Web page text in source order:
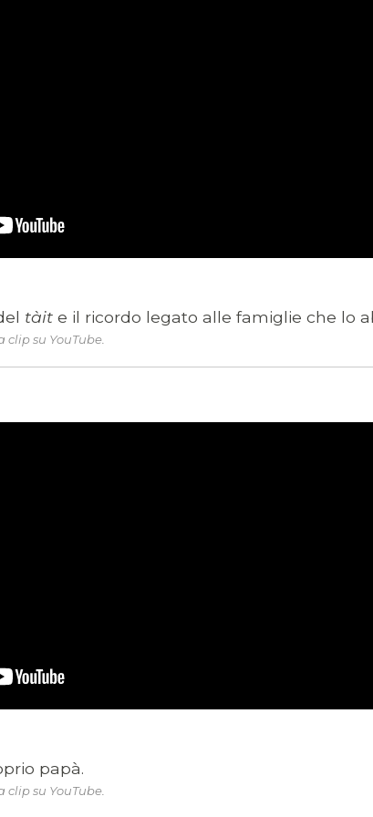
tàit e il ricordo legato alle famiglie che lo
su YouTube.
papà.
su YouTube.